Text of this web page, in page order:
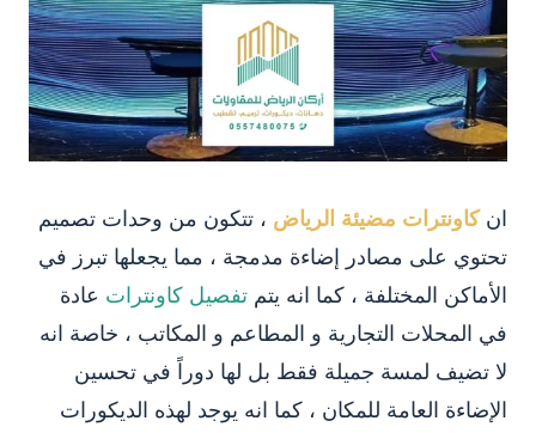
انكاونترات مضيئة الرياض ، تتكون من وحدات تصميم
تحتوي على مصادر إضاءة مدمجة ، مما يجعلها تبرز في
الأماكن المختلفة ، كما انه يتم تفصيل كاونترات عادة
في المحلات التجارية و المطاعم و المكاتب ، خاصة انه
لا تضيف لمسة جميلة فقط بل لها دوراً في تحسين
الإضاءة العامة للمكان ، كما انه يوجد لهذه الديكورات